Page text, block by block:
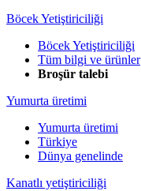
Böcek Yetiştiriciliği
Böcek Yetiştiriciliği
Tüm bilgi ve ürünler
Broşür talebi
Yumurta üretimi
Yumurta üretimi
Türkiye
Dünya genelinde
Kanatlı yetiştiriciliği